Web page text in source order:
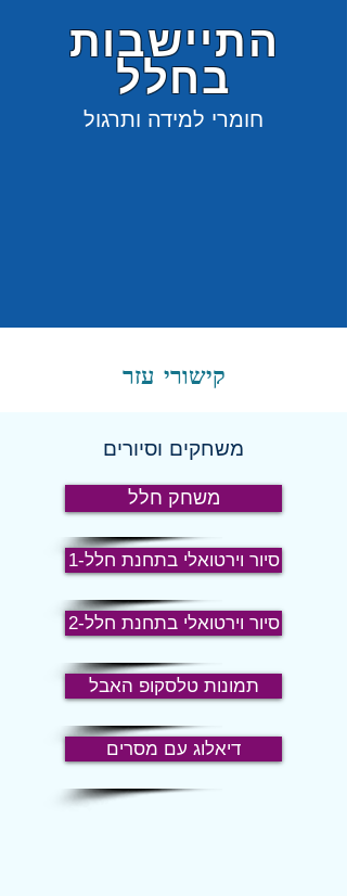
התיישבות
בחלל
חומרי למידה ותרגול
קישורי עזר
משחקים וסיורים
משחק חלל
1-סיור וירטואלי בתחנת חלל
סיור וירטואלי בתחנת חלל-2
תמונות טלסקופ האבל
דיאלוג עם מסרים